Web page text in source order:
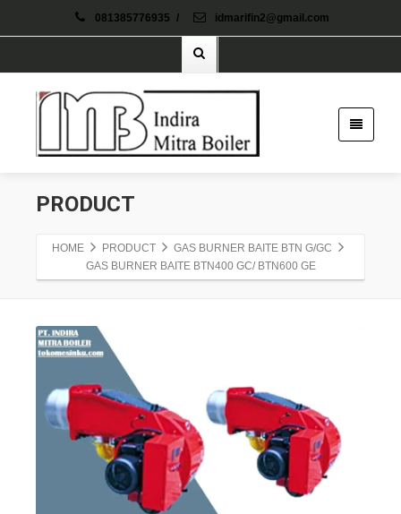
081385776935 / idmarifin2@gmail.com
PRODUCT
HOME PRODUCT
GAS BURNER BAITE BTN G/GC
GAS BURNER BAITE BTN400 GC/ BTN600 GE